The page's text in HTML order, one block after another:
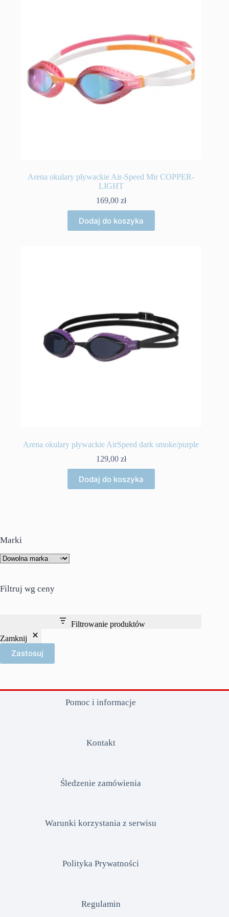
Arena okulary pływackie Air-Speed Mir COPPER-
LIGHT
169,00 zł
Dodaj do koszyka
Arena okulary pływackie AirSpeed dark smoke/purple
129,00 zł
Dodaj do koszyka
Marki
Filtruj wg ceny
Filtrowanie produktów
Zamknij
Zastosuj
Pomoc i informacje
Kontakt
Śledzenie zamówienia
Warunki korzystania z serwisu
Polityka Prywatności
Regulamin